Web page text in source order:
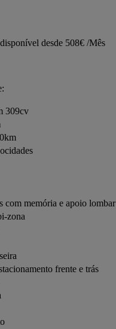
desde 508€ /Mês
309cv
com memória e apoio lombar
zona
frente e trás